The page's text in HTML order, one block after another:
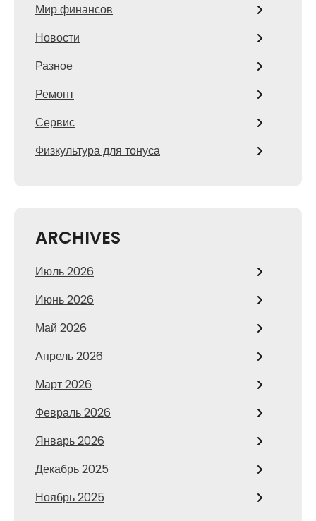
Мир финансов
Новости
Разное
Ремонт
Сервис
Физкультура для тонуса
ARCHIVES
Июль 2026
Июнь 2026
Май 2026
Апрель 2026
Март 2026
Февраль 2026
Январь 2026
Декабрь 2025
Ноябрь 2025